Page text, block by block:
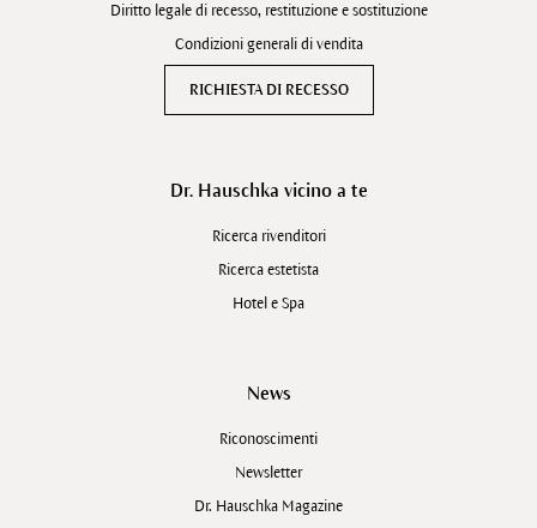
Diritto legale di recesso, restituzione e sostituzione
Condizioni generali di vendita
RICHIESTA DI RECESSO
Dr. Hauschka vicino a te
Ricerca rivenditori
Ricerca estetista
Hotel e Spa
News
Riconoscimenti
Newsletter
Dr. Hauschka Magazine